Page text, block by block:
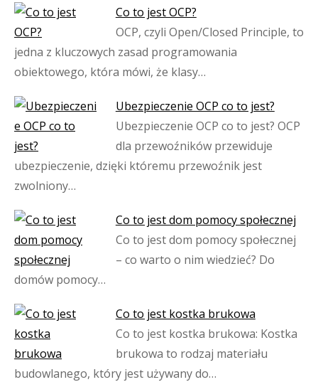
Co to jest OCP?
OCP, czyli Open/Closed Principle, to
jedna z kluczowych zasad programowania
obiektowego, która mówi, że klasy…
Ubezpieczenie OCP co to jest?
Ubezpieczenie OCP co to jest? OCP
dla przewoźników przewiduje
ubezpieczenie, dzięki któremu przewoźnik jest
zwolniony…
Co to jest dom pomocy społecznej
Co to jest dom pomocy społecznej
– co warto o nim wiedzieć? Do
domów pomocy…
Co to jest kostka brukowa
Co to jest kostka brukowa: Kostka
brukowa to rodzaj materiału
budowlanego, który jest używany do…